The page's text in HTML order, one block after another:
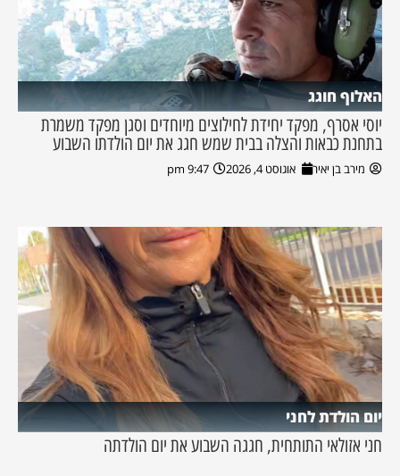
האלוף חוגג
יוסי אסרף, מפקד יחידת לחילוצים מיוחדים וסגן מפקד משמרת
בתחנת כבאות והצלה בבית שמש חגג את יום הולדתו השבוע
מירב בן יאיר אוגוסט 4, 2026 9:47 pm
יום הולדת לחני
חני אזולאי התותחית, חגגה השבוע את יום הולדתה